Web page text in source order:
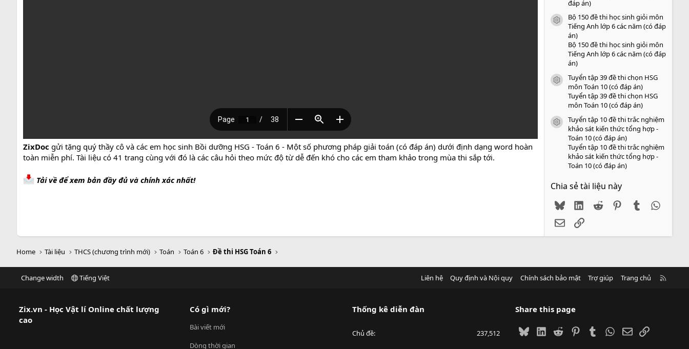
ZixDoc gửi tặng quý thầy cô và các em học sinh Bồi dưỡng HSG - Toán 6 - Một số phương pháp giải toán (có đáp án) dưới định dạng word hoàn
toàn miễn phí. Tài liệu có 41 trang cùng với đó là các câu hỏi theo mức độ từ dễ đến khó cho các em tham khảo trong mùa thi sắp tới.
Tải về để xem bản đầy đủ và chính xác nhất!
đáp án)
icon tài liệu
Bộ 150 đề thi học sinh giỏi môn
Tiếng Anh lớp 6 các năm (có đáp
án)
Bộ 150 đề thi học sinh giỏi môn
Tiếng Anh lớp 6 các năm (có đáp
án)
icon tài liệu
Tuyển tập 39 đề thi chọn HSG
môn Toán 10 (có đáp án)
Tuyển tập 39 đề thi chọn HSG
môn Toán 10 (có đáp án)
icon tài liệu
Tuyển tập 10 đề thi trắc nghiệm
khảo sát kiến thức tổng hợp -
Toán 10 (có đáp án)
Tuyển tập 10 đề thi trắc nghiệm
khảo sát kiến thức tổng hợp -
Toán 10 (có đáp án)
Chia sẻ tài liệu này
BlueskyLinkedIn
Reddit PinterestTumblr
EmailLink
Home Tài liệu THCS (chương trình mới) Toán Toán 6 Đề thi HSG Toán 6
Change width Tiếng Việt Liên hệ Quy định và Nội quy Chính sách bảo mật Trợ giúp Trang chủ
Zix.vn - Học Vật lí Online chất lượng
cao
Có gì mới?
Bài viết mới
Dòng thời gian
Thống kê diễn đàn
Chủ đề 237,512
Share this page
BlueskyLinkedIn
Reddit PinterestTumblrWhatsApp
EmailLink